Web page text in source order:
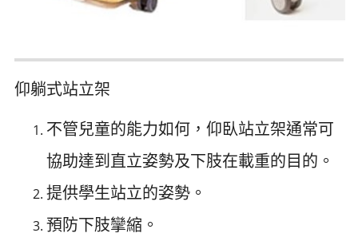
仰躺式站立架
不管兒童的能力如何，仰臥站立架通常可
協助達到直立姿勢及下肢在載重的目的。
提供學生站立的姿勢。
預防下肢攣縮。